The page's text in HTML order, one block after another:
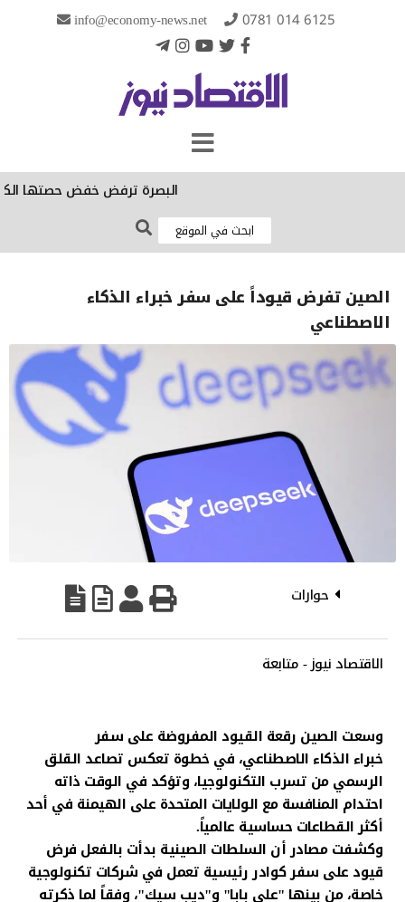
info@economy-news.net 0781 014 6125
البصرة ترفض خفض حصتها
الصين تفرض قيوداً على سفر خبراء الذكاء
الاصطناعي
حوارات
الاقتصاد نيوز - متابعة
وسعت الصين رقعة القيود المفروضة على سفر
خبراء الذكاء الاصطناعي، في خطوة تعكس تصاعد القلق
الرسمي من تسرب التكنولوجيا، وتؤكد في الوقت ذاته
احتدام المنافسة مع الولايات المتحدة على الهيمنة في أحد
أكثر القطاعات حساسية عالمياً.
وكشفت مصادر أن السلطات الصينية بدأت بالفعل فرض
قيود على سفر كوادر رئيسية تعمل في شركات تكنولوجية
خاصة، من بينها "علي بابا" و"ديب سيك"، وفقاً لما ذكرته